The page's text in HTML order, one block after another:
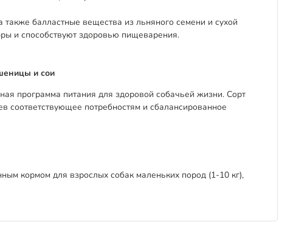
балластные вещества из льняного семени и сухой
и способствуют здоровью пищеварения.
и сои
программа питания для здоровой собачьей жизни. Сорт
соответствующее потребностям и сбалансированное
кормом для взрослых собак маленьких пород (1-10 кг),